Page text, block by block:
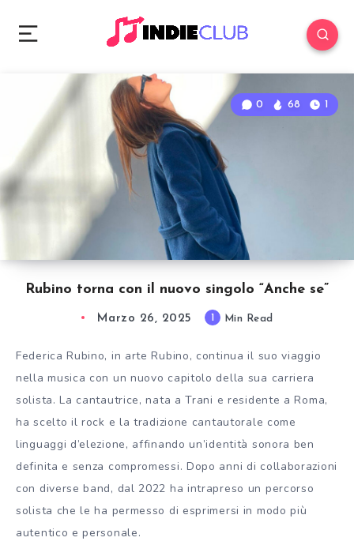
Rubino torna con il nuovo singolo “Anche se”
0 68 1
Marzo 26, 2025 Min Read
Federica Rubino, in arte Rubino, continua il suo viaggio
nella musica con un nuovo capitolo della sua carriera
solista. La cantautrice, nata a Trani e residente a Roma,
ha scelto il rock e la tradizione cantautorale come
linguaggi d’elezione, affinando un’identità sonora ben
definita e senza compromessi. Dopo anni di collaborazioni
con diverse band, dal 2022 ha intrapreso un percorso
solista che le ha permesso di esprimersi in modo più
autentico e personale.